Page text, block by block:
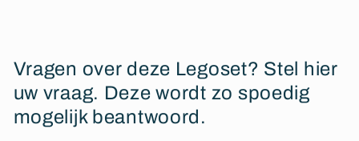
Vragen over deze Legoset? Stel hier
uw vraag. Deze wordt zo spoedig
mogelijk beantwoord.